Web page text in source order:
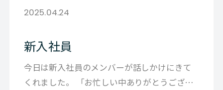
2025.04.24
新入社員
今日は新入社員のメンバーが話しかけにきて
くれました。 「お忙しい中ありがとうござい